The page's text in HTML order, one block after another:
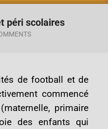
péri scolaires
de football et de
commencé
primaire
des enfants qui